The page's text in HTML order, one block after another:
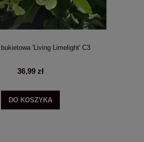
'Living Limelight' C3
36,99 zł
DO KOSZYKA